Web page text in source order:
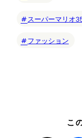
スーパーマリオ
ファッション
こ